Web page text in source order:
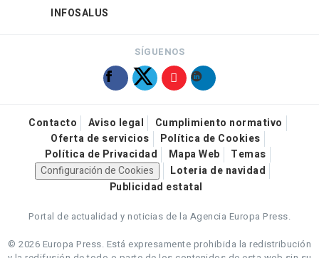
INFOSALUS
SÍGUENOS
Contacto Aviso legal
Cumplimiento normativo
Oferta de servicios
Política de Cookies
Política de Privacidad
Mapa Web
Temas
Configuración de Cookies
Loteria de navidad
Publicidad estatal
Portal de actualidad y noticias de la Agencia Europa Press.
© 2026 Europa Press. Está expresamente prohibida la redistribución